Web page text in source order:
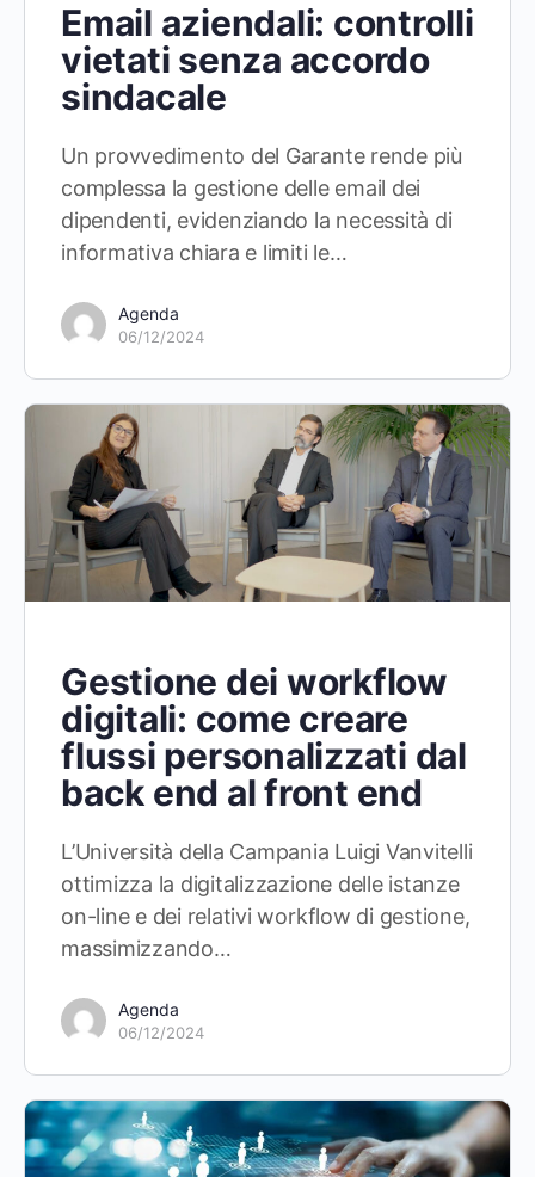
Email aziendali: controlli
vietati senza accordo
sindacale
Un provvedimento del Garante rende più
complessa la gestione delle email dei
dipendenti, evidenziando la necessità di
informativa chiara e limiti le…
Agenda
06/12/2024
Gestione dei workflow
digitali: come creare
flussi personalizzati dal
back end al front end
L’Università della Campania Luigi Vanvitelli
ottimizza la digitalizzazione delle istanze
on-line e dei relativi workflow di gestione,
massimizzando…
Agenda
06/12/2024